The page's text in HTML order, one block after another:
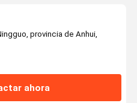
provincia de Anhui,
ahora